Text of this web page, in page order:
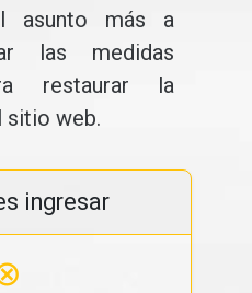
asunto más a
las medidas
restaurar la
sitio web.
ingresar